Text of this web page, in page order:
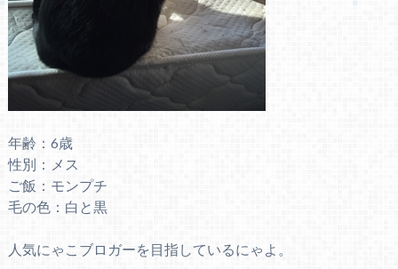
年齢：6歳
性別：メス
ご飯：モンプチ
毛の色：白と黒
人気にゃこブロガーを目指しているにゃよ。